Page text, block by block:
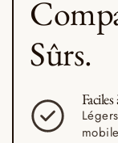
Sûrs.
Faciles